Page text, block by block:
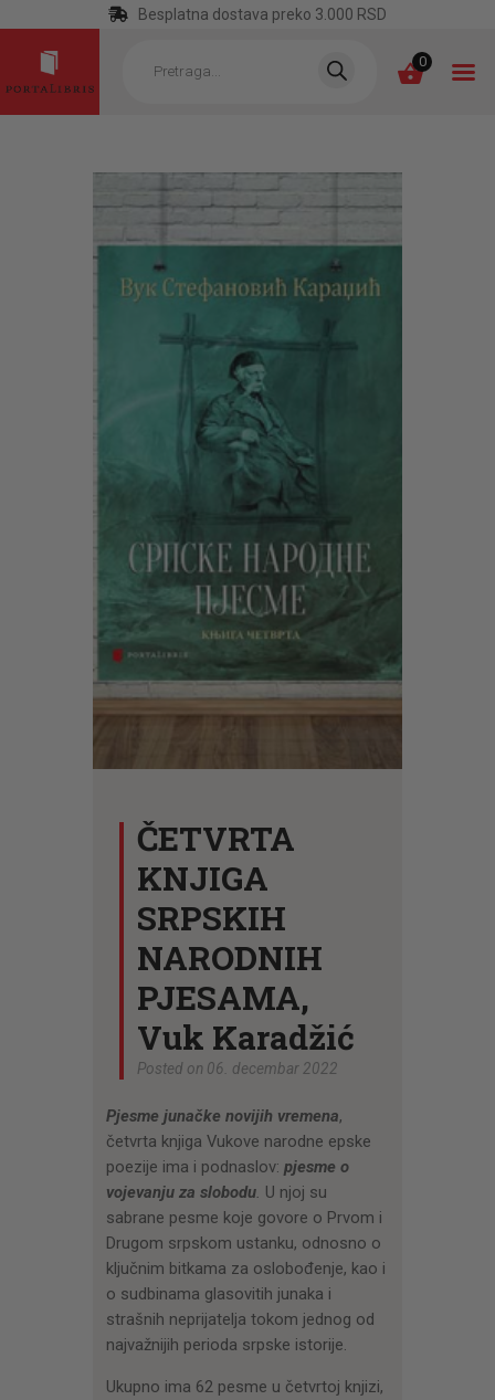
Besplatna dostava preko 3.000 RSD
search 0
POČETNA
KATEGORIJE
NAJPRODAVANIJE
NOVE KNJIGE
OTRGNUTO OD
AKTUELNOSTI
PISMO
ČETVRTA
KNJIGA
SRPSKIH
NARODNIH
PJESAMA,
Vuk Karadžić
Posted on 06. decembar 2022
Pjesme junačke novijih vremena,
četvrta knjiga Vukove narodne epske
poezije ima i podnaslov: pjesme o
vojevanju za slobodu. U njoj su
sabrane pesme koje govore o Prvom i
Drugom srpskom ustanku, odnosno o
ključnim bitkama za oslobođenje, kao i
o sudbinama glasovitih junaka i
strašnih neprijatelja tokom jednog od
najvažnijih perioda srpske istorije.
Ukupno ima 62 pesme u četvrtoj knjizi,